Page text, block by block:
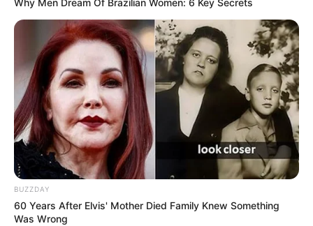
TAGS NYI RORO KIDUL NYI RORO KIDUL MNCTV
PEMAIN NYI RORO KIDUL
PEMERAN NYI RORO KIDUL
BUZZDAY
60 Years After Elvis' Mother Died Family Knew Something
Was Wrong